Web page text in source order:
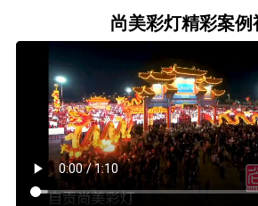
尚美彩灯精彩案例